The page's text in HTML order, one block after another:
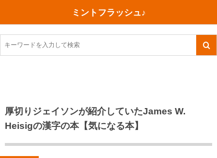
ミントフラッシュ♪
厚切りジェイソンが紹介していたJames W.
Heisigの漢字の本【気になる本】
TOEIC感想・結果
TOEIC800点への道
TOEIC（作戦・ノウハウなど）
今日買った本
ご朱印帳めぐり
川越（埼玉県）
沖縄
ファスティング
コスメ
ダイエット
食べ物
今日の一枚
月、星、宇宙